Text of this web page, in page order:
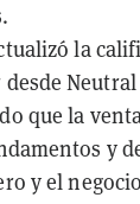
la
desde
que la
y
y el